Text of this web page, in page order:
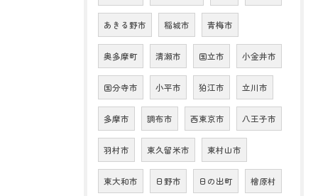
あきる野市 稲城市 青梅市
奥多摩町 清瀬市 国立市 小金井市
国分寺市 小平市 狛江市 立川市
多摩市 調布市 西東京市 八王子市
羽村市 東久留米市 東村山市
東大和市 日野市 日の出町 檜原村